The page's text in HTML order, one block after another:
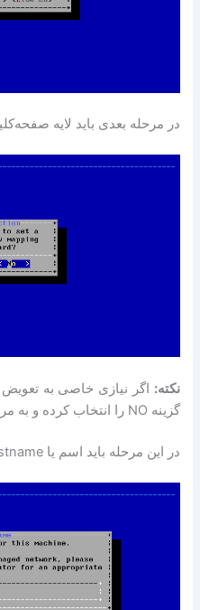
در مرحله بعدی باید لایه
نکته: اگر نیازی خاصی به
گزینه NO را انتخاب کرده و به مرحله بعدی بروید.
در این مرحله باید اسم یا hostname سیستم خود را تعیین کنید.